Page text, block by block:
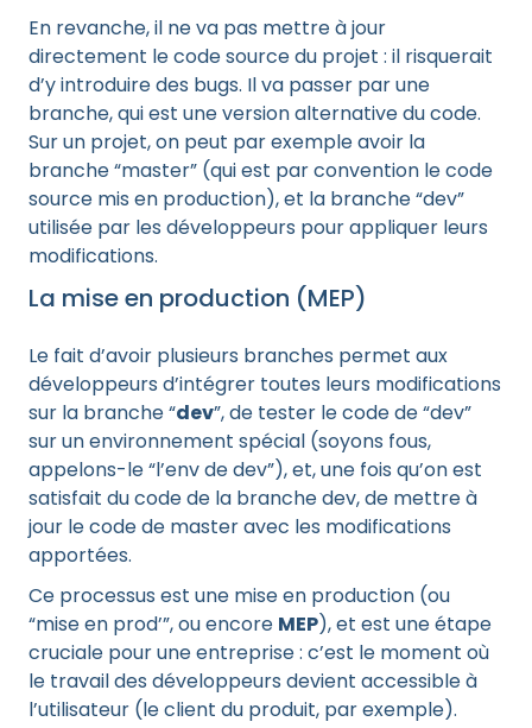
En revanche, il ne va pas mettre à jour
directement le code source du projet : il risquerait
d’y introduire des bugs. Il va passer par une
branche, qui est une version alternative du code.
Sur un projet, on peut par exemple avoir la
branche “master” (qui est par convention le code
source mis en production), et la branche “dev”
utilisée par les développeurs pour appliquer leurs
modifications.
La mise en production (MEP)
Le fait d’avoir plusieurs branches permet aux
développeurs d’intégrer toutes leurs modifications
sur la branche “dev”, de tester le code de “dev”
sur un environnement spécial (soyons fous,
appelons-le “l’env de dev”), et, une fois qu’on est
satisfait du code de la branche dev, de mettre à
jour le code de master avec les modifications
apportées.
Ce processus est une mise en production (ou
“mise en prod’”, ou encore MEP), et est une étape
cruciale pour une entreprise : c’est le moment où
le travail des développeurs devient accessible à
l’utilisateur (le client du produit, par exemple).